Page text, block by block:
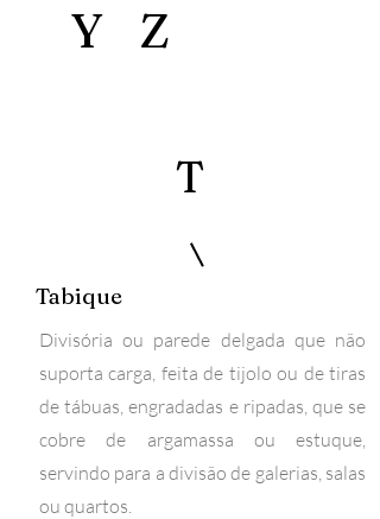
Y
Z
T
Tabique
Divisória ou parede delgada que não
suporta carga, feita de tijolo ou de tiras
de tábuas, engradadas e ripadas, que se
cobre de argamassa ou estuque,
servindo para a divisão de galerias, salas
ou quartos.